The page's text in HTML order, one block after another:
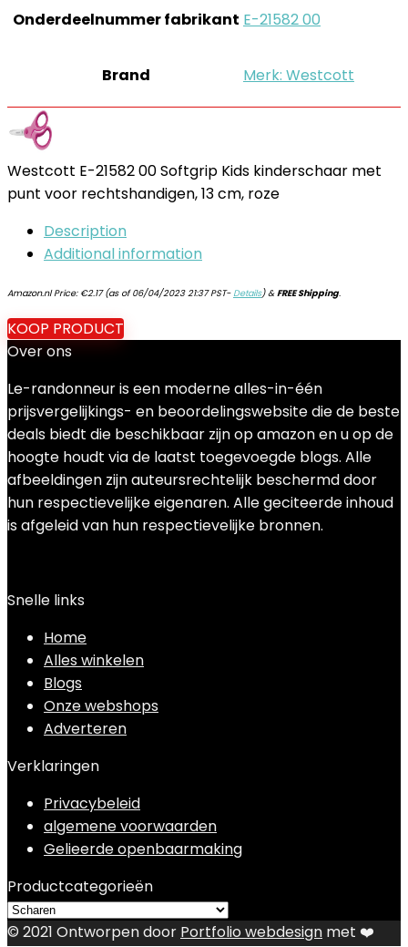
Onderdeelnummer fabrikant ‎E-21582 00
Brand Merk: Westcott
Westcott E-21582 00 Softgrip Kids kinderschaar met
punt voor rechtshandigen, 13 cm, roze
Description
Additional information
Amazon.nl Price: €2.17(as of 06/04/2023 21:37 PST-Details)&FREE Shipping.
KOOP PRODUCT
Over ons
Le-randonneur is een moderne alles-in-één
prijsvergelijkings- en beoordelingswebsite die de beste
deals biedt die beschikbaar zijn op amazon en u op de
hoogte houdt via de laatst toegevoegde blogs. Alle
afbeeldingen zijn auteursrechtelijk beschermd door
hun respectievelijke eigenaren. Alle geciteerde inhoud
is afgeleid van hun respectievelijke bronnen.
Snelle links
Home
Alles winkelen
Blogs
Onze webshops
Adverteren
Verklaringen
Privacybeleid
algemene voorwaarden
Gelieerde openbaarmaking
Productcategorieën
© 2021 Ontworpen door Portfolio webdesign met ❤️